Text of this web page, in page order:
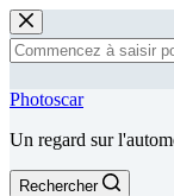
Passer
au
contenu
Aucun
Photoscar
Un regard sur
Rechercher